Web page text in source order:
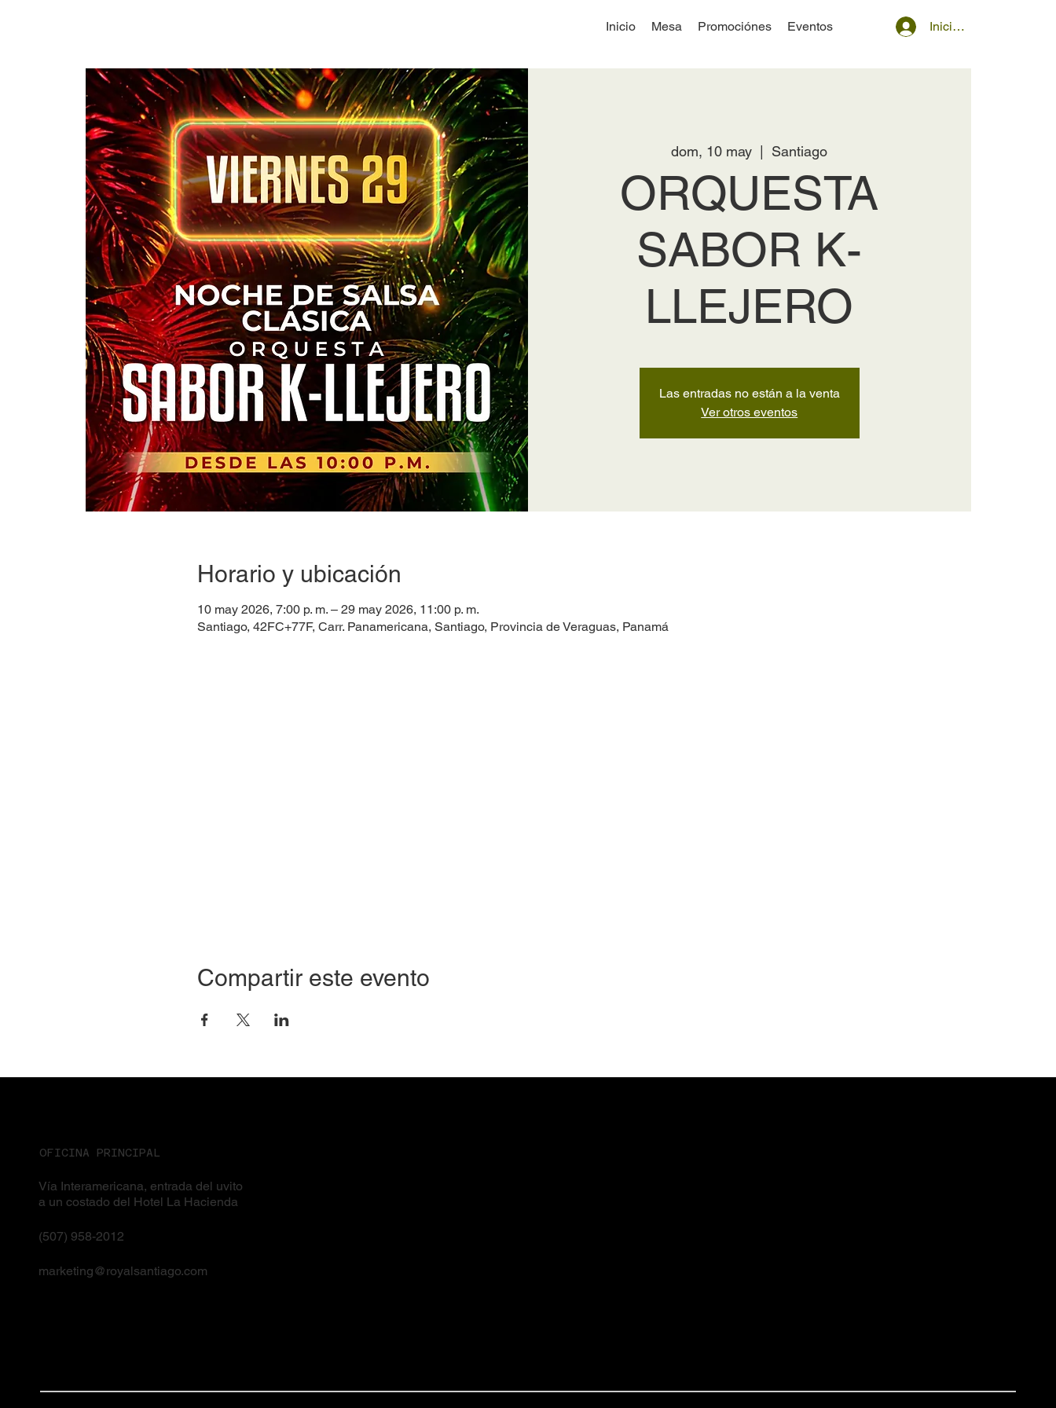
Inicio Mesa Promociónes Eventos Iniciar sesión
dom, 10 may Santiago
ORQUESTA
SABOR K-
LLEJERO
Las entradas no están a la venta
Ver otros eventos
Horario y ubicación
10 may 2026, 7:00 p. m. – 29 may 2026, 11:00 p. m.
Santiago, 42FC+77F, Carr. Panamericana, Santiago, Provincia de Veraguas, Panamá
Compartir este evento
OFICINA PRINCIPAL
Vía Interamericana, entrada del uvito
a un costado del Hotel La Hacienda
(507) 958-2012
marketing@royalsantiago.com